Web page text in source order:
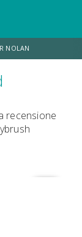
NOLAN
BATALON
recensione